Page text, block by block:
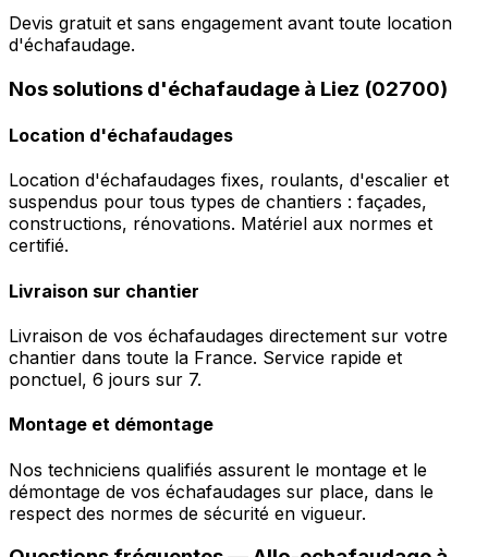
Devis gratuit et sans engagement avant toute location
d'échafaudage.
Nos solutions d'échafaudage à Liez (02700)
Location d'échafaudages
Location d'échafaudages fixes, roulants, d'escalier et
suspendus pour tous types de chantiers : façades,
constructions, rénovations. Matériel aux normes et
certifié.
Livraison sur chantier
Livraison de vos échafaudages directement sur votre
chantier dans toute la France. Service rapide et
ponctuel, 6 jours sur 7.
Montage et démontage
Nos techniciens qualifiés assurent le montage et le
démontage de vos échafaudages sur place, dans le
respect des normes de sécurité en vigueur.